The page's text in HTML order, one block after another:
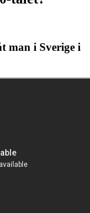
man i Sverige i